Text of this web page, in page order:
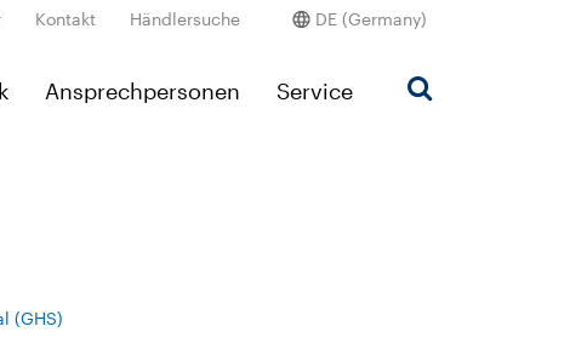
Kontakt Händlersuche DE (Germany)
Ansprechpersonen Service
(GHS)